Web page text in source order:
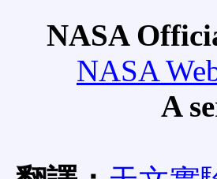
NASA
NASA
A